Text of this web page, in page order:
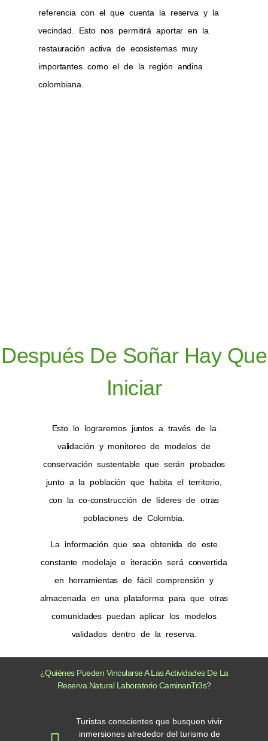
referencia con el que cuenta la reserva y la
vecindad. Esto nos permitirá aportar en la
restauración activa de ecosistemas muy
importantes como el de la región andina
colombiana.
Después De Soñar Hay Que
Iniciar
Esto lo lograremos juntos a través de la
validación y monitoreo de modelos de
conservación sustentable que serán probados
junto a la población que habita el territorio,
con la co-construcción de líderes de otras
poblaciones de Colombia.
La información que sea obtenida de este
constante modelaje e iteración será convertida
en herramientas de fácil comprensión y
almacenada en una plataforma para que otras
comunidades puedan aplicar los modelos
validados dentro de la reserva.
¿Quiénes Pueden Vincularse A Las Actividades De La
Reserva Natural Laboratorio CaminanTr3s?
Turistas conscientes que busquen vivir
inmersiones alrededor del turismo de